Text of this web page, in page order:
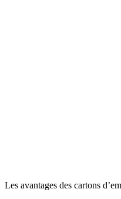
Les avantages des cartons